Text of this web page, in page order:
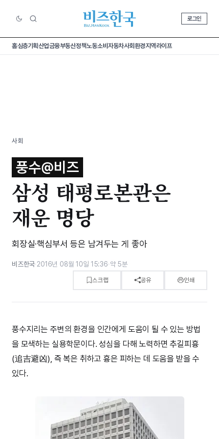
로그인
홈심층기획산업금융부동산정책노동소비 자동차사회환경지역라이프
사회
풍수@비즈
삼성 태평로본관은
재운 명당
회장실·핵심부서 등은 남겨두는 게 좋아
비즈한국·2016년 08월 10일 15:36·약 5분
스크랩 공유 인쇄
풍수지리는 주변의 환경을 인간에게 도움이 될 수 있는 방법
을 모색하는 실용학문이다. 성심을 다해 노력하면 추길피흉
(追吉避凶), 즉 복은 취하고 흉은 피하는 데 도움을 받을 수
있다.